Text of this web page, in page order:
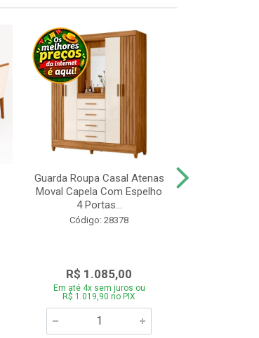
Guarda Roupa Casal Atenas
Moval Capela Com Espelho
4 Portas...
Código: 28378
R$ 1.085,00
Em até 4x sem juros ou
R$ 1.019,90 no PIX